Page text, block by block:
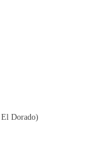
Dorado)